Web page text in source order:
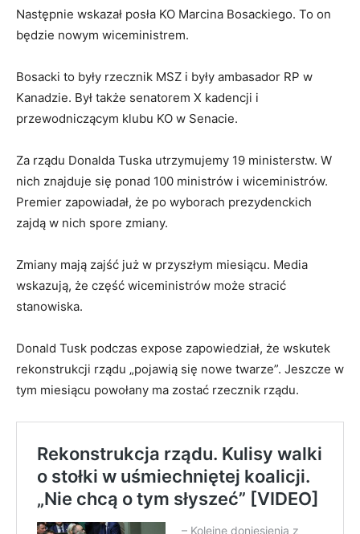
Następnie wskazał posła KO Marcina Bosackiego. To on
będzie nowym wiceministrem.
Bosacki to były rzecznik MSZ i były ambasador RP w
Kanadzie. Był także senatorem X kadencji i
przewodniczącym klubu KO w Senacie.
Za rządu Donalda Tuska utrzymujemy 19 ministerstw. W
nich znajduje się ponad 100 ministrów i wiceministrów.
Premier zapowiadał, że po wyborach prezydenckich
zajdą w nich spore zmiany.
Zmiany mają zajść już w przyszłym miesiącu. Media
wskazują, że część wiceministrów może stracić
stanowiska.
Donald Tusk podczas expose zapowiedział, że wskutek
rekonstrukcji rządu „pojawią się nowe twarze”. Jeszcze w
tym miesiącu powołany ma zostać rzecznik rządu.